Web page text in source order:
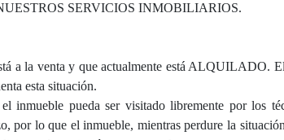
SERVICIOS INMOBILIARIOS.
a la venta y que actualmente está ALQUILADO.
esta situación.
inmueble pueda ser visitado libremente por los
por lo que el inmueble, mientras perdure la